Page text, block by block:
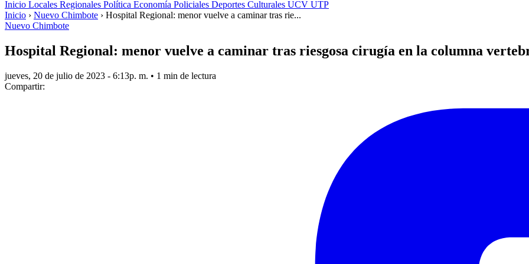
Inicio Locales Regionales Política Economía Policiales Deportes Culturales UCV UTP
Inicio › Nuevo Chimbote › Hospital Regional: menor vuelve a caminar tras rie...
Nuevo Chimbote
Hospital Regional: menor vuelve a caminar tras riesgosa cirugía en la columna
jueves, 20 de julio de 2023 - 6:13p. m. • 1 min de lectura
Compartir: